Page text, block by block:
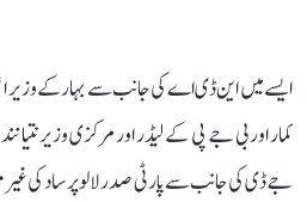
ایسے میں این ڈی اے کی جانب سے بہار کے وزیر
کمار اور بی جے پی کے لیڈر اور مرکزی وزیر
جے ڈی کی جانب سے پارٹی صدر لالو پرساد کی